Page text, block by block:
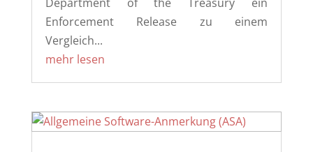
Enforcement Release zu einem
Vergleich...
mehr lesen